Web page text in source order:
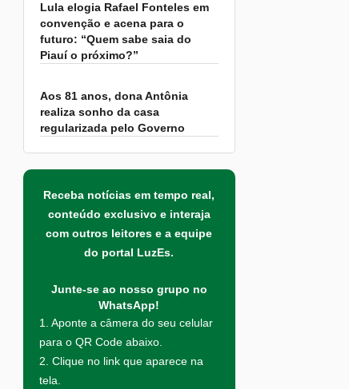
Lula elogia Rafael Fonteles em
convenção e acena para o
futuro: “Quem sabe saia do
Piauí o próximo?”
Aos 81 anos, dona Antônia
realiza sonho da casa
regularizada pelo Governo
Receba notícias em tempo real,
conteúdo exclusivo e interaja
com outros leitores e a equipe
do portal LuzEs.
Junte-se ao nosso grupo no
WhatsApp!
1. Aponte a câmera do seu celular
para o QR Code abaixo.
2. Clique no link que aparece na
tela.